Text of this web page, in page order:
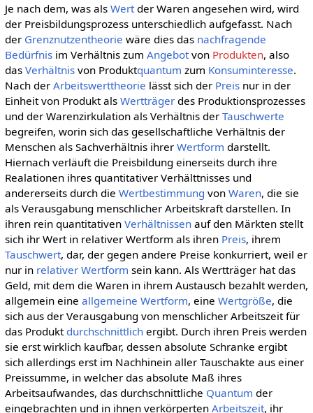
Je nach dem, was als Wertder Waren angesehen wird, wird
der Preisbildungsprozess unterschiedlich aufgefasst. Nach
der Grenznutzentheorie wäre dies das nachfragende
Bedürfnisim Verhältnis zum Angebotvon Produkten, also
das Verhältnisvon Produktquantum zum Konsuminteresse.
Nach der Arbeitswerttheorie lässt sich der Preisnur in der
Einheit von Produkt als Wertträgerdes Produktionsprozesses
und der Warenzirkulation als Verhältnis der Tauschwerte
begreifen, worin sich das gesellschaftliche Verhältnis der
Menschen als Sachverhältnis ihrer Wertform darstellt.
Hiernach verläuft die Preisbildung einerseits durch ihre
Realationen ihres quantitativer Verhälttnisses und
andererseits durch die Wertbestimmung von Waren, die sie
als Verausgabung menschlicher Arbeitskraft darstellen. In
ihren rein quantitativen Verhältnissenauf den Märkten stellt
sich ihr Wert in relativer Wertform als ihren Preis, ihrem
Tauschwert, dar, der gegen andere Preise konkurriert, weil er
nur in relativer Wertform sein kann. Als Wertträger hat das
Geld, mit dem die Waren in ihrem Austausch bezahlt werden,
allgemein eine allgemeine Wertform, eine Wertgröße, die
sich aus der Verausgabung von menschlicher Arbeitszeit für
das Produkt durchschnittlichergibt. Durch ihren Preis werden
sie erst wirklich kaufbar, dessen absolute Schranke ergibt
sich allerdings erst im Nachhinein aller Tauschakte aus einer
Preissumme, in welcher das absolute Maß ihres
Arbeitsaufwandes, das durchschnittliche Quantum der
eingebrachten und in ihnen verkörperten Arbeitszeit, ihr